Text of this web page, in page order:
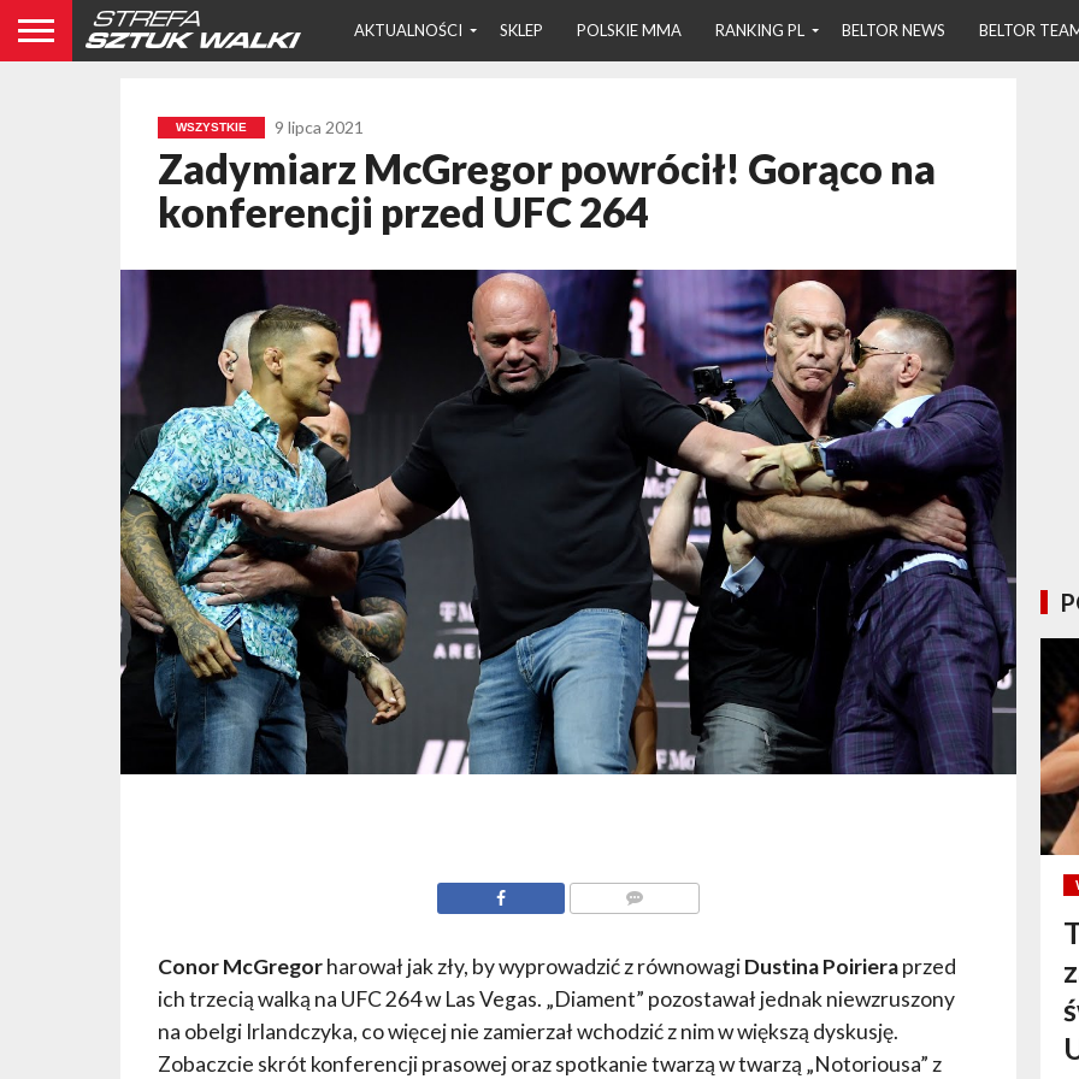
AKTUALNOŚCI SKLEP POLSKIE MMA RANKING PL BELTOR NEWS BELTOR
WSZYSTKIE 9 lipca 2021
Zadymiarz McGregor powrócił! Gorąco na
konferencji przed UFC 264
Conor McGregorharował jak zły, by wyprowadzić z równowagiDustina Poirieraprzed
ich trzecią walką na UFC 264 w Las Vegas. „Diament” pozostawał jednak niewzruszony
na obelgi Irlandczyka, co więcej nie zamierzał wchodzić z nim w większą dyskusję.
Zobaczcie skrót konferencji prasowej oraz spotkanie twarzą w twarzą „Notoriousa” z